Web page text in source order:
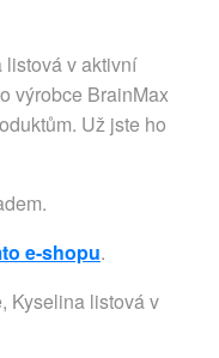
listová v aktivní
výrobce BrainMax
Už jste ho
e-shopu.
Kyselina listová v